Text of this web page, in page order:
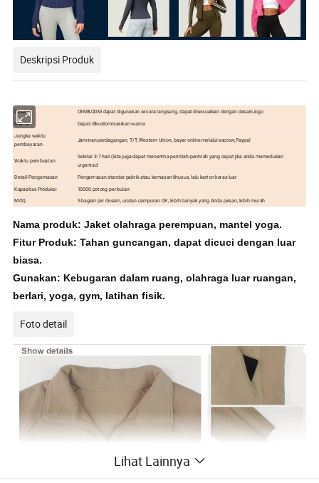
Deskripsi Produk
Desain OEM&ODM dapat digunakan secara langsung, dapat disesuaikan dengan desain,logo
Warna Dapat dikustomisasikan warna
Jangka waktu
pembayaran
Jaminan perdagangan, T/T, Western Union, bayar online melalui escrow,Paypal
Waktu pembuatan
Sekitar 3-7 hari (kita juga dapat menerima perintah-perintah yang cepat jika anda memerlukan
urgentacl
Detail Pengemasan Pengemasan standar pabrik atau kemasan khusus, lalu karton keras luar
Kapasitas Produksi
10000 potong per bulan
MOQ
5 bagian per desain, urutan campuran OK, lebih banyak yang Anda pesan, lebih murah
Nama produk: Jaket olahraga perempuan, mantel yoga.
Fitur Produk: Tahan guncangan, dapat dicuci dengan luar
biasa.
Gunakan: Kebugaran dalam ruang, olahraga luar ruangan,
berlari, yoga, gym, latihan fisik.
Foto detail
Lihat Lainnya